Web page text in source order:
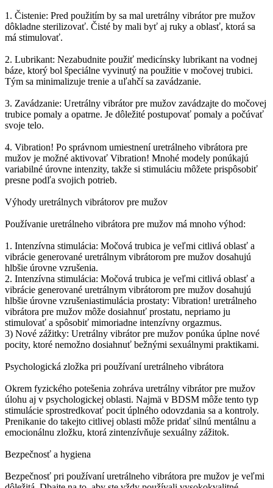
1. Čistenie: Pred použitím by sa mal uretrálny vibrátor pre mužov
dôkladne sterilizovať. Čisté by mali byť aj ruky a oblasť, ktorá sa
má stimulovať.
2. Lubrikant: Nezabudnite použiť medicínsky lubrikant na vodnej
báze, ktorý bol špeciálne vyvinutý na použitie v močovej trubici.
Tým sa minimalizuje trenie a uľahčí sa zavádzanie.
3. Zavádzanie: Uretrálny vibrátor pre mužov zavádzajte do močovej
trubice pomaly a opatrne. Je dôležité postupovať pomaly a počúvať
svoje telo.
4. Vibration! Po správnom umiestnení uretrálneho vibrátora pre
mužov je možné aktivovať Vibration! Mnohé modely ponúkajú
variabilné úrovne intenzity, takže si stimuláciu môžete prispôsobiť
presne podľa svojich potrieb.
Výhody uretrálnych vibrátorov pre mužov
Používanie uretrálneho vibrátora pre mužov má mnoho výhod:
1. Intenzívna stimulácia: Močová trubica je veľmi citlivá oblasť a
vibrácie generované uretrálnym vibrátorom pre mužov dosahujú
hlbšie úrovne vzrušenia.
2. Intenzívna stimulácia: Močová trubica je veľmi citlivá oblasť a
vibrácie generované uretrálnym vibrátorom pre mužov dosahujú
hlbšie úrovne vzrušeniastimulácia prostaty: Vibration! uretrálneho
vibrátora pre mužov môže dosiahnuť prostatu, nepriamo ju
stimulovať a spôsobiť mimoriadne intenzívny orgazmus.
3) Nové zážitky: Uretrálny vibrátor pre mužov ponúka úplne nové
pocity, ktoré nemožno dosiahnuť bežnými sexuálnymi praktikami.
Psychologická zložka pri používaní uretrálneho vibrátora
Okrem fyzického potešenia zohráva uretrálny vibrátor pre mužov
úlohu aj v psychologickej oblasti. Najmä v BDSM môže tento typ
stimulácie sprostredkovať pocit úplného odovzdania sa a kontroly.
Prenikanie do takejto citlivej oblasti môže pridať silnú mentálnu a
emocionálnu zložku, ktorá zintenzívňuje sexuálny zážitok.
Bezpečnosť a hygiena
Bezpečnosť pri používaní uretrálneho vibrátora pre mužov je veľmi